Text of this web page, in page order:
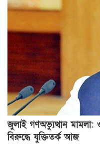
জুলাই গণঅভ্যুত্থান
বিরুদ্ধে যুক্তিতর্ক আজ